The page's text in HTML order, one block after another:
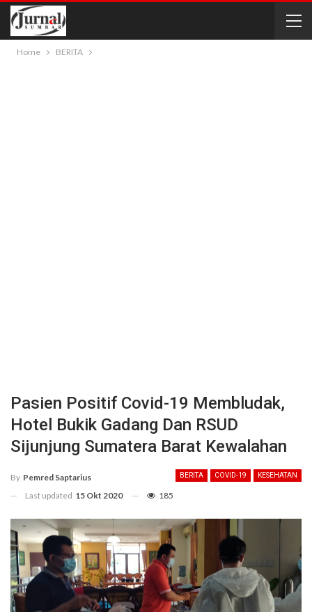
Home BERITA
Pasien Positif Covid-19 Membludak,
Hotel Bukik Gadang Dan RSUD
Sijunjung Sumatera Barat Kewalahan
BERITA COVID-19 KESEHATAN
By Pemred Saptarius
Last updated 15 Okt 2020 185